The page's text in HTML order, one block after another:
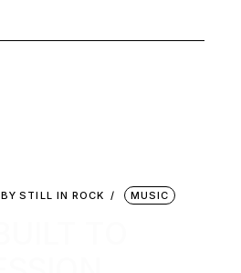
BY STILL IN ROCK MUSIC